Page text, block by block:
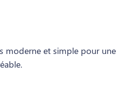
moderne et simple pour une